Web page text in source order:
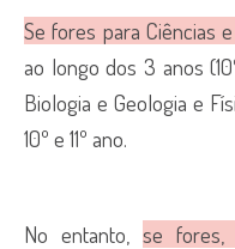
Se fores para Ciências
ao longo dos 3 anos
Biologia e Geologia e
10º e 11º ano.
No entanto,se fores,